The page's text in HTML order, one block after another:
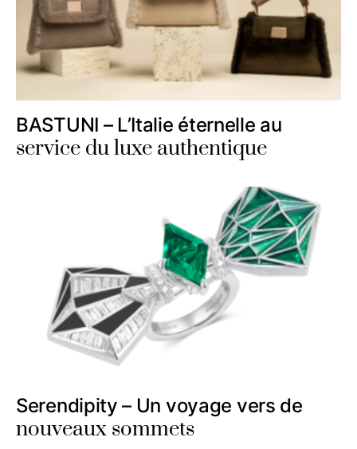
BASTUNI – L’Italie éternelle au
service du luxe authentique
Serendipity – Un voyage vers de
nouveaux sommets